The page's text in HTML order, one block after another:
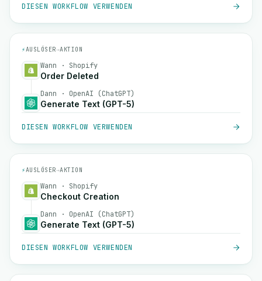
DIESEN WORKFLOW VERWENDEN
⚡AUSLÖSER→AKTION
Wann · Shopify
Order Deleted
Dann · OpenAI (ChatGPT)
Generate Text (GPT-5)
DIESEN WORKFLOW VERWENDEN
⚡AUSLÖSER→AKTION
Wann · Shopify
Checkout Creation
Dann · OpenAI (ChatGPT)
Generate Text (GPT-5)
DIESEN WORKFLOW VERWENDEN